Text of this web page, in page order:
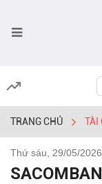
TRANG CHỦ TÀI
Thứ sáu, 29/05/